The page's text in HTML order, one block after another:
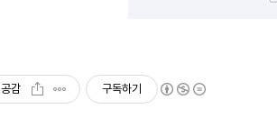
공감 구독하기